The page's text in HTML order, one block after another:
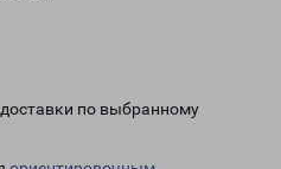
по выбранному